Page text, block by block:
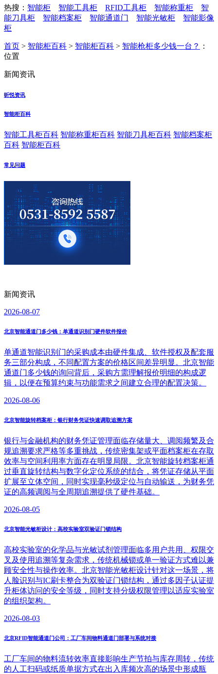
热搜： 智能柜 智能工具柜 RFID工具柜 智能称重柜
智
能刀具柜
智能档案柜 智能通道门 智能光敏柜
智能影像
柜
首页 > 智能柜百科 > 智能柜百科 > 智能枪柜多少钱一台？
：
位置
新闻资讯
昕悦资讯
智能柜百科
智能工具柜百科 智能称重柜百科 智能刀具柜百科 智能档案柜
百科 智能柜百科
常见问题
新闻资讯
2026-08-07
北京智能通道门多少钱：单通道识别门硬件软件报价
单通道智能识别门的采购成本由硬件集成、软件授权及配套服
务三部分构成，不同配置方案的价格区间差异明显。北京智能
通道门多少钱的询问背后，采购方需理解报价明细的构成逻
辑，以便在预算约束与功能需求之间建立合理的配置决策。
2026-08-06
北京智能旋转档案柜：银行财务凭证快速调取追溯方案
银行与金融机构的财务凭证管理面临存储量大、调阅频繁及合
规追溯要求严格等多重挑战，传统密集架或平面档案柜在存取
效率与空间利用率方面存在明显局限。北京智能旋转档案柜通
过垂直旋转结构与数字化定位系统的结合，将凭证存储从平面
扩展至立体空间，同时实现毫秒级定位与自动输送，为财务凭
证的高频调阅与全周期追溯提供了硬件基础。
2026-08-05
北京智能光敏柜设计：高校实验室双验证门锁结构
高校实验室的化学品与光敏试剂管理面临多用户共用、权限交
叉及使用追溯等复杂需求，传统机械锁或单一验证方式难以兼
顾安全性与操作效率。北京智能光敏柜设计针对这一场景，将
人脸识别与IC刷卡整合为双验证门锁结构，通过多因子认证提
升柜体访问的安全等级，同时支持分级权限管理以适应实验室
的组织架构。
2026-08-03
北京RFID智能通道门公司：工厂车间物料通道门部署与系统对接
工厂车间的物料流转效率直接影响生产节拍与库存周转，传统
的人工扫码或纸质单据方式在出入库频次高的场景中形成瓶